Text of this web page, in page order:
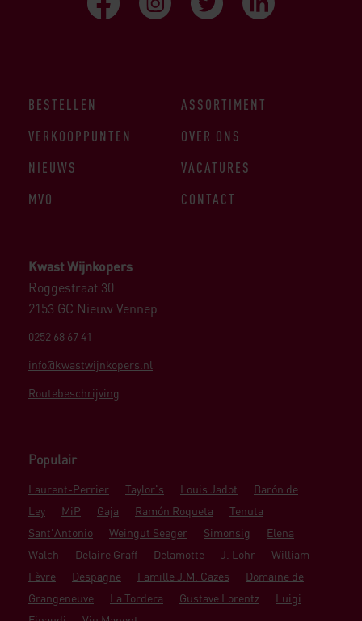
Kwast Wijnkopers
Roggestraat 30
2153 GC Nieuw Vennep
0252 68 67 41
info@kwastwijnkopers.nl
Routebeschrijving
Populair
Laurent-Perrier Taylor's Louis Jadot
Barón de
Ley
MiP Gaja Ramón Roqueta
Tenuta
Sant'Antonio
Weingut Seeger Simonsig
Elena
Walch
Delaire Graff Delamotte J. Lohr
William
Fèvre
Despagne Famille J.M. Cazes
Domaine de
Grangeneuve
La Tordera Gustave Lorentz
Luigi
BESTELLEN
ASSORTIMENT
VERKOOPPUNTEN
OVER ONS
NIEUWS
VACATURES
MVO
CONTACT